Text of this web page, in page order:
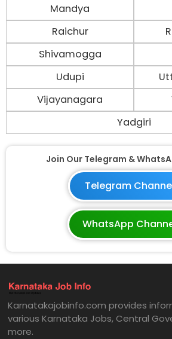
Mandya
Raichur
Shivamogga
Udupi
Vijayanagara
Yadgiri
Join Our Telegram &
Telegram
WhatsApp
Karnatakajobinfo.com provides
various Karnataka Jobs, Central
more.